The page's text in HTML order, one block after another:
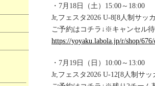
・7月18日（土）15:00～18:00
Jr,フェスタ2026 U-8[8人制サッ
ご予約はコチラ↓※キャンセル
https://yoyaku.labola.jp/r/shop/
・7月19日（日）10:00～13:00
Jr,フェスタ2026 U-12[8人制サ